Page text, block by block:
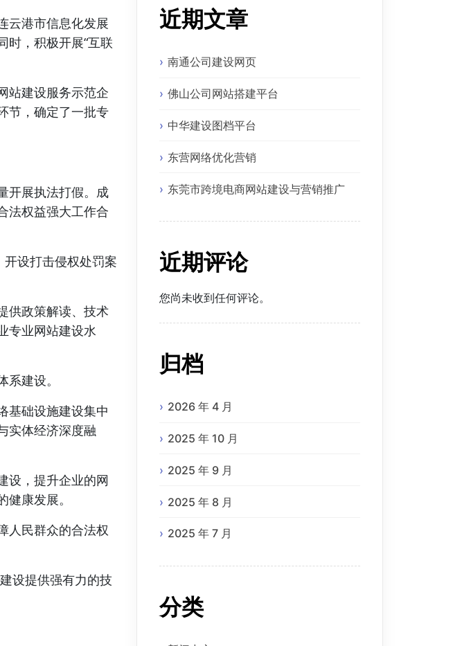
云港市信息化发展
时，积极开展“互联
站建设服务示范企
节，确定了一批专
开展执法打假。成
法权益强大工作合
开设打击侵权处罚案
供政策解读、技术
专业网站建设水
建设。
基础设施建设集中
实体经济深度融
设，提升企业的网
康发展。
人民群众的合法权
设提供强有力的技
近期文章
南通公司建设网页
佛山公司网站搭建平台
中华建设图档平台
东营网络优化营销
东莞市跨境电商网站建设与营销推广
近期评论
您尚未收到任何评论。
归档
2026 年 4 月
2025 年 10 月
2025 年 9 月
2025 年 8 月
2025 年 7 月
分类